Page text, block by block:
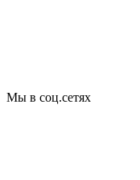
Мы в соц.сетях